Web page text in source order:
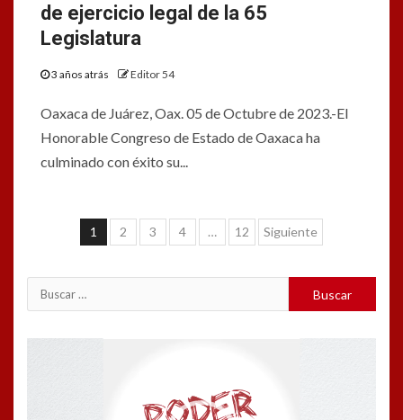
de ejercicio legal de la 65
Legislatura
3 años atrás Editor 54
Oaxaca de Juárez, Oax. 05 de Octubre de 2023.-El
Honorable Congreso de Estado de Oaxaca ha
culminado con éxito su...
Navegación
entradas
1 2 3 4 … 12 Siguiente
Buscar: